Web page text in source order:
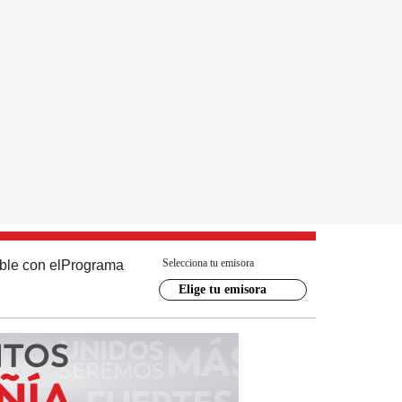
con el Programa Selecciona tu emisora
Elige tu emisora